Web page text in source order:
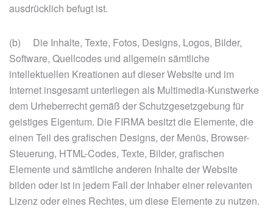
ausdrücklich befugt ist.
(b) Die Inhalte, Texte, Fotos, Designs, Logos, Bilder,
Software, Quellcodes und allgemein sämtliche
intellektuellen Kreationen auf dieser Website und im
Internet insgesamt unterliegen als Multimedia-Kunstwerke
dem Urheberrecht gemäß der Schutzgesetzgebung für
geistiges Eigentum. Die FIRMA besitzt die Elemente, die
einen Teil des grafischen Designs, der Menüs, Browser-
Steuerung, HTML-Codes, Texte, Bilder, grafischen
Elemente und sämtliche anderen Inhalte der Website
bilden oder ist in jedem Fall der Inhaber einer relevanten
Lizenz oder eines Rechtes, um diese Elemente zu nutzen.